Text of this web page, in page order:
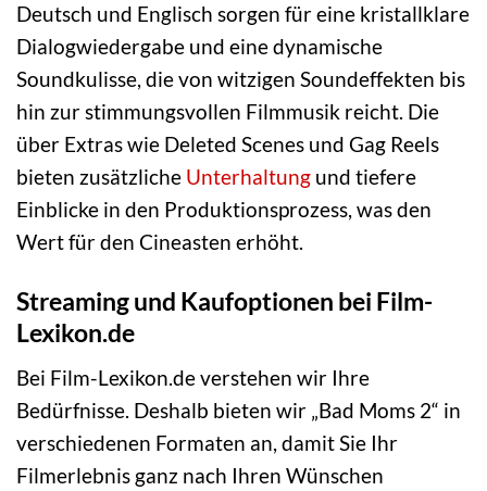
Deutsch und Englisch sorgen für eine kristallklare
Dialogwiedergabe und eine dynamische
Soundkulisse, die von witzigen Soundeffekten bis
hin zur stimmungsvollen Filmmusik reicht. Die
über Extras wie Deleted Scenes und Gag Reels
bieten zusätzliche Unterhaltung und tiefere
Einblicke in den Produktionsprozess, was den
Wert für den Cineasten erhöht.
Streaming und Kaufoptionen bei Film-
Lexikon.de
Bei Film-Lexikon.de verstehen wir Ihre
Bedürfnisse. Deshalb bieten wir „Bad Moms 2“ in
verschiedenen Formaten an, damit Sie Ihr
Filmerlebnis ganz nach Ihren Wünschen